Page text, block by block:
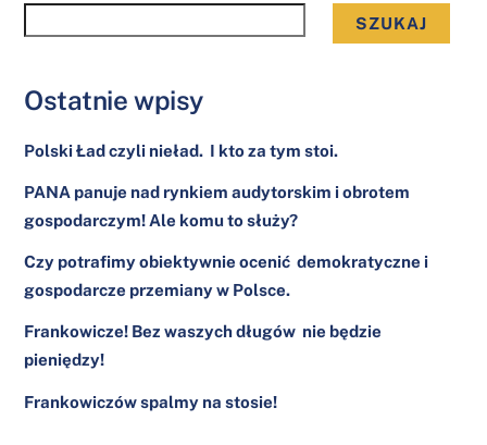
SZUKAJ
Ostatnie wpisy
Polski Ład czyli nieład. I kto za tym stoi.
PANA panuje nad rynkiem audytorskim i obrotem
gospodarczym! Ale komu to służy?
Czy potrafimy obiektywnie ocenić demokratyczne i
gospodarcze przemiany w Polsce.
Frankowicze! Bez waszych długów nie będzie
pieniędzy!
Frankowiczów spalmy na stosie!